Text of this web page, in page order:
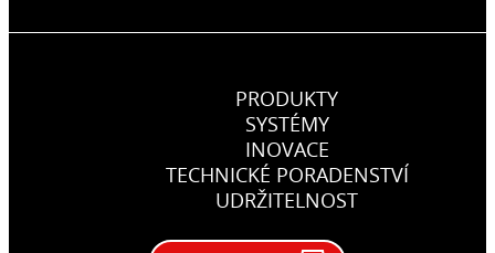
PRODUKTY
SYSTÉMY
INOVACE
TECHNICKÉ PORADENSTVÍ
UDRŽITELNOST